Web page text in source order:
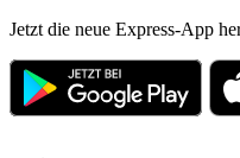
Jetzt die neue Express-App